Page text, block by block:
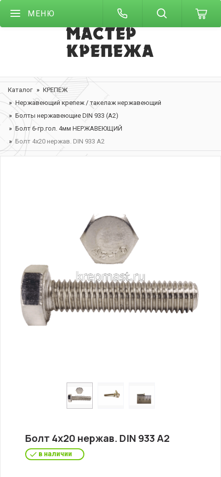
МЕНЮ
Каталог
КРЕПЕЖ
Нержавеющий крепеж / такелаж нержавеющий
Болты нержавеющие DIN 933 (А2)
Болт 6-гр.гол. 4мм НЕРЖАВЕЮЩИЙ
Болт 4х20 нержав. DIN 933 A2
Болт 4х20 нержав. DIN 933 A2
в наличии